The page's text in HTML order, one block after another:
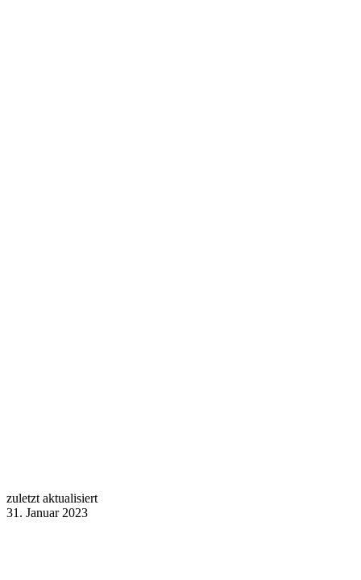
zuletzt aktualisiert
31. Januar 2023